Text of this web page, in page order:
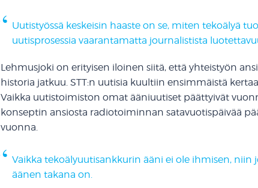
Uutistyössä keskeisin haaste on se, miten tekoälyä
uutisprosessia vaarantamatta journalistista
Lehmusjoki on erityisen iloinen siitä, että yhteistyön
historia jatkuu. STT:n uutisia kuultiin ensimmäistä kertaa
Vaikka uutistoimiston omat ääniuutiset päättyivät
konseptin ansiosta radiotoiminnan satavuotispäivää
vuonna.
Vaikka tekoälyuutisankkurin ääni ei ole ihmisen, niin
äänen takana on.